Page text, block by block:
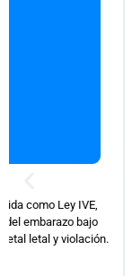
Una
Existe una diferencia
región y construir
a una lógica